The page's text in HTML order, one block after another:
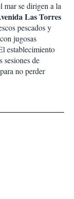
mar se dirigen a la
Las Torres
pescados y
jugosas
establecimiento
sesiones de
no perder